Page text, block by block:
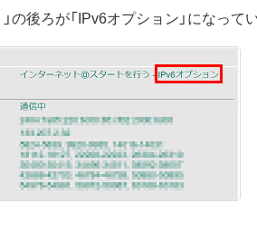
の後ろが「IPv6オプション」になって